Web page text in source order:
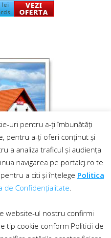
uri pentru a-ți îmbunătăți
pentru a-ți oferi conținut și
a analiza traficul și audiența
navigarea pe portalcj.ro te
a citi și înțelege Politica
de Confidențialitate.
website-ul nostru confirmi
tip cookie conform Politicii de